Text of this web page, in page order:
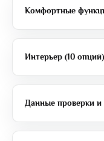
Комфортные
Интерьер (10 опций)
Данные проверки и